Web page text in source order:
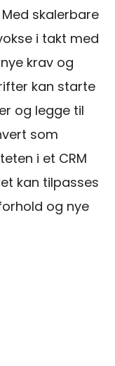
skalerbare
i takt med
krav og
kan starte
og legge til
som
i et CRM
kan tilpasses
og nye